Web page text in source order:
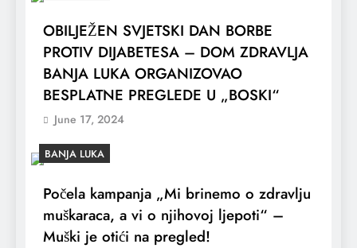
OBILJEŽEN SVJETSKI DAN BORBE
PROTIV DIJABETESA – DOM ZDRAVLJA
BANJA LUKA ORGANIZOVAO
BESPLATNE PREGLEDE U „BOSKI“
June 17, 2024
BANJA LUKA
Počela kampanja „Mi brinemo o zdravlju
muškaraca, a vi o njihovoj ljepoti“ –
Muški je otići na pregled!